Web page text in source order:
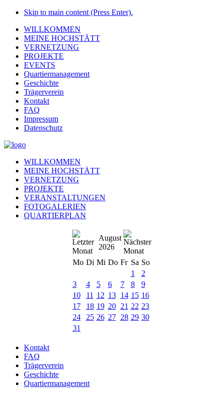
Skip to main content (Press Enter).
WILLKOMMEN
MEINE HOCHSTÄTT
VERNETZUNG
PROJEKTE
EVENTS
Quartiermanagement
Geschichte
Trägerverein
Kontakt
FAQ
Impressum
Datenschutz
WILLKOMMEN
MEINE HOCHSTÄTT
VERNETZUNG
PROJEKTE
VERANSTALTUNGEN
FOTOGALERIEN
QUARTIERPLAN
August
2026
Mo Di Mi Do Fr Sa So
1
2
3
4 5 6 7 8
9
10
11 12 13 14 15 16
17
18 19 20 21 22 23
24
25 26 27 28 29 30
31
Kontakt
FAQ
Trägerverein
Geschichte
Quartiermanagement